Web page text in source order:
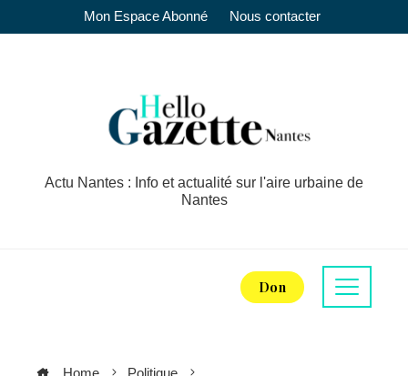
Mon Espace Abonné Nous contacter
Actu Nantes : Info et actualité sur l'aire urbaine de
Nantes
Don
Home
Politique